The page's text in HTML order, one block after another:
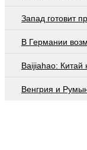
Запад готовит
В Германии
Baijiahao: Китай
Венгрия и